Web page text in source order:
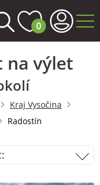
0
na výlet
Kraj Vysočina
Radostín